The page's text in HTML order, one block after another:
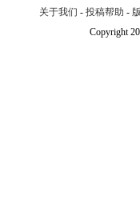
关于我们 - 投稿帮助 -
Copyright